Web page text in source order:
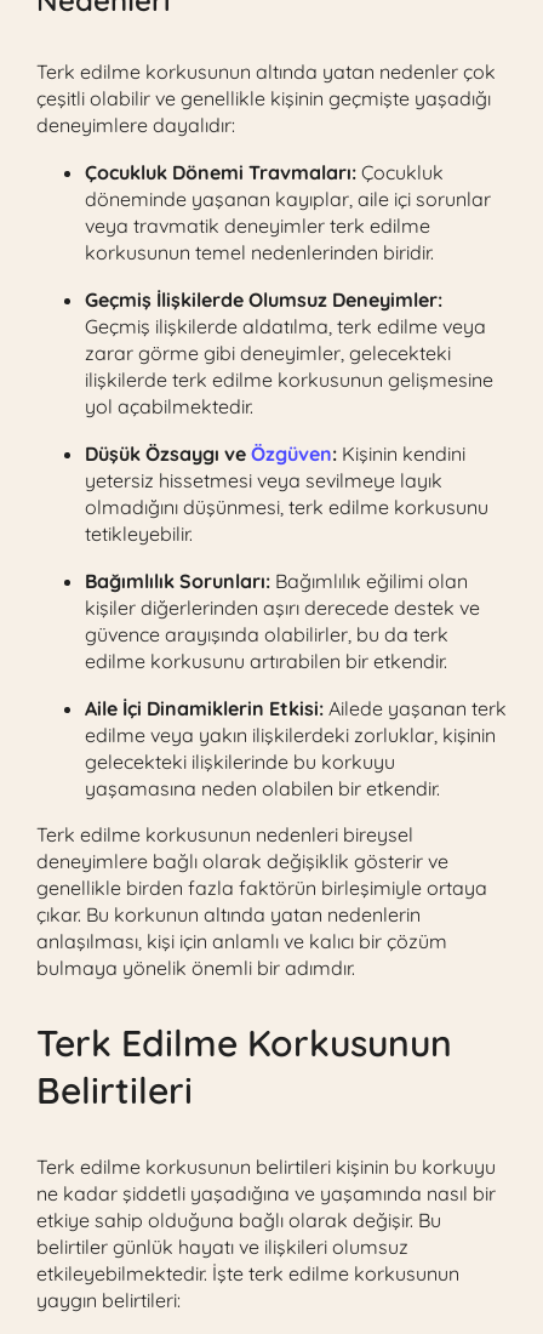
Terk edilme korkusunun altında yatan nedenler çok
çeşitli olabilir ve genellikle kişinin geçmişte yaşadığı
deneyimlere dayalıdır:
Çocukluk Dönemi Travmaları: Çocukluk
döneminde yaşanan kayıplar, aile içi sorunlar
veya travmatik deneyimler terk edilme
korkusunun temel nedenlerinden biridir.
Geçmiş İlişkilerde Olumsuz Deneyimler:
Geçmiş ilişkilerde aldatılma, terk edilme veya
zarar görme gibi deneyimler, gelecekteki
ilişkilerde terk edilme korkusunun gelişmesine
yol açabilmektedir.
Düşük Özsaygı ve Özgüven: Kişinin kendini
yetersiz hissetmesi veya sevilmeye layık
olmadığını düşünmesi, terk edilme korkusunu
tetikleyebilir.
Bağımlılık Sorunları: Bağımlılık eğilimi olan
kişiler diğerlerinden aşırı derecede destek ve
güvence arayışında olabilirler, bu da terk
edilme korkusunu artırabilen bir etkendir.
Aile İçi Dinamiklerin Etkisi: Ailede yaşanan terk
edilme veya yakın ilişkilerdeki zorluklar, kişinin
gelecekteki ilişkilerinde bu korkuyu
yaşamasına neden olabilen bir etkendir.
Terk edilme korkusunun nedenleri bireysel
deneyimlere bağlı olarak değişiklik gösterir ve
genellikle birden fazla faktörün birleşimiyle ortaya
çıkar. Bu korkunun altında yatan nedenlerin
anlaşılması, kişi için anlamlı ve kalıcı bir çözüm
bulmaya yönelik önemli bir adımdır.
Terk Edilme Korkusunun
Belirtileri
Terk edilme korkusunun belirtileri kişinin bu korkuyu
ne kadar şiddetli yaşadığına ve yaşamında nasıl bir
etkiye sahip olduğuna bağlı olarak değişir. Bu
belirtiler günlük hayatı ve ilişkileri olumsuz
etkileyebilmektedir. İşte terk edilme korkusunun
yaygın belirtileri: